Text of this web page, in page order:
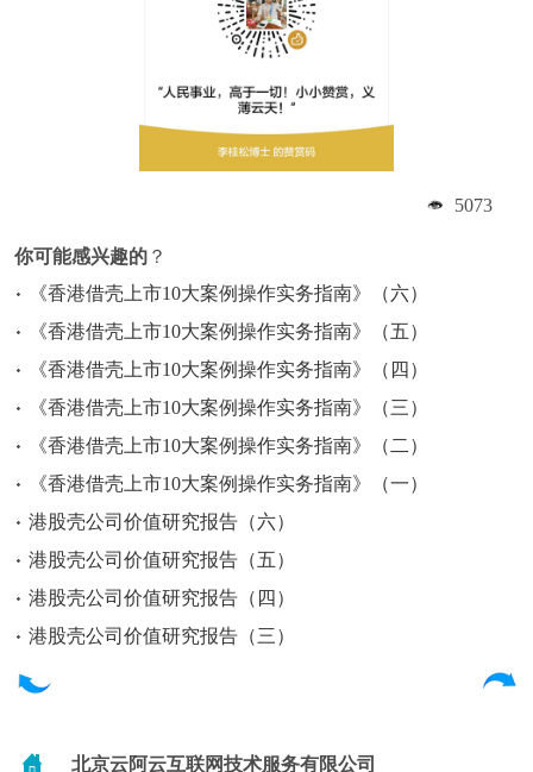
5073
你可能感兴趣的 ？
《香港借壳上市10大案例操作实务指南》（六）
《香港借壳上市10大案例操作实务指南》（五）
《香港借壳上市10大案例操作实务指南》（四）
《香港借壳上市10大案例操作实务指南》（三）
《香港借壳上市10大案例操作实务指南》（二）
《香港借壳上市10大案例操作实务指南》（一）
港股壳公司价值研究报告（六）
港股壳公司价值研究报告（五）
港股壳公司价值研究报告（四）
港股壳公司价值研究报告（三）
北京云阿云互联网技术服务有限公司